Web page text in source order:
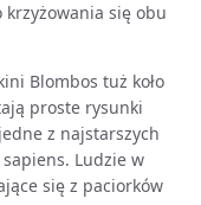
się obu
Blombos tuż koło
proste rysunki
z najstarszych
sapiens. Ludzie w
się z paciorków